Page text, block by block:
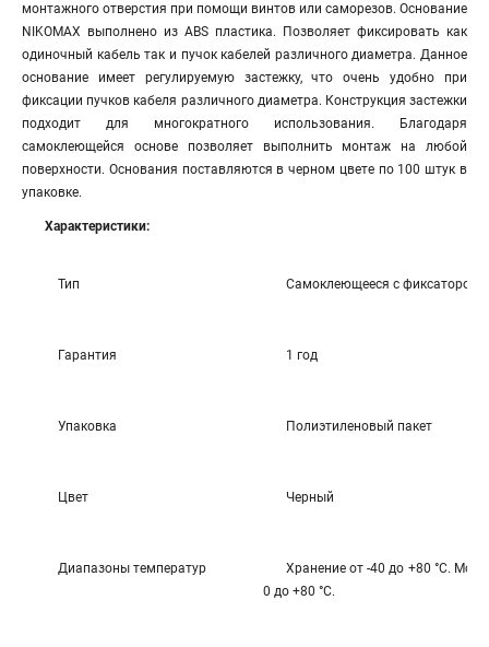
монтажного отверстия при помощи винтов или саморезов. Основание
NIKOMAX выполнено из ABS пластика. Позволяет фиксировать как
одиночный кабель так и пучок кабелей различного диаметра. Данное
основание имеет регулируемую застежку, что очень удобно при
фиксации пучков кабеля различного диаметра. Конструкция застежки
подходит для многократного использования. Благодаря
самоклеющейся основе позволяет выполнить монтаж на любой
поверхности. Основания поставляются в черном цвете по 100 штук в
упаковке.
Характеристики:
Тип Самоклеющееся с фиксатором
Гарантия 1 год
Упаковка Полиэтиленовый пакет
Цвет Черный
Диапазоны температур
Хранение от -40 до +80 °С.
0 до +80 °С.